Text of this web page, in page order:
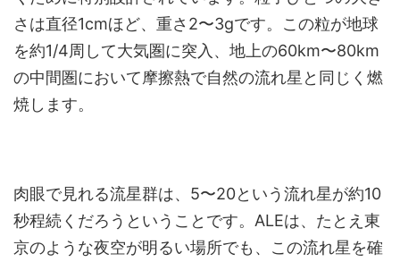
さは直径1cmほど、重さ2〜3gです。この粒が地球
を約1/4周して大気圏に突入、地上の60km〜80km
の中間圏において摩擦熱で自然の流れ星と同じく燃
焼します。
肉眼で見れる流星群は、5〜20という流れ星が約10
秒程続くだろうということです。ALEは、たとえ東
京のような夜空が明るい場所でも、この流れ星を確